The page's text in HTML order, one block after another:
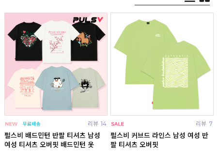
리뷰 14
펄스비 배드민턴 반팔 티셔츠 남성
여성 티셔츠 오버핏 배드민턴 옷
리뷰 7
펄스비 커브드 라인스 남성 여성 반
팔 티셔츠 오버핏